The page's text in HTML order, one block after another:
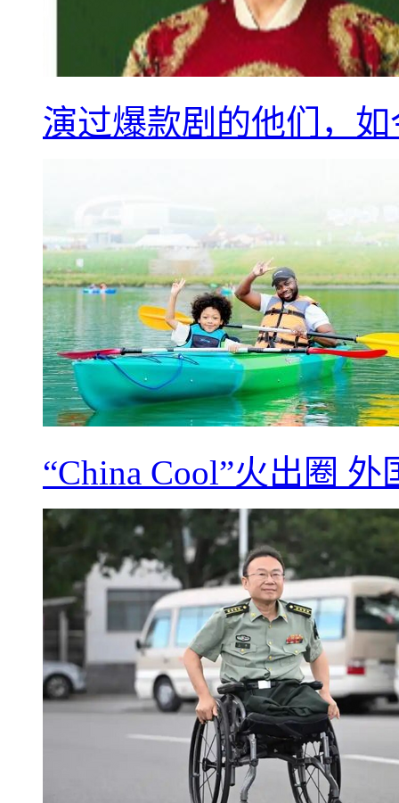
演过爆款剧的他们，
“China Cool”火出圈